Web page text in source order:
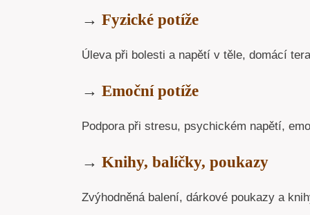
→ Fyzické potíže
Úleva při bolesti a napětí v těle, domácí
→ Emoční potíže
Podpora při stresu, psychickém napětí,
→ Knihy, balíčky, poukazy
Zvýhodněná balení, dárkové poukazy a